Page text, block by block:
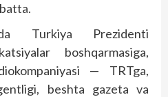
Turkiya Prezidenti
boshqarmasiga,
— TRTga,
beshta gazeta va